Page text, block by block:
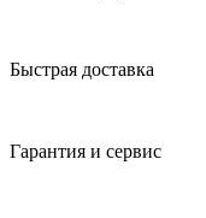
Быстрая доставка
Гарантия и сервис